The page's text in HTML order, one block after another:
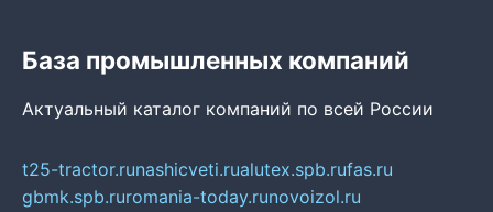
База промышленных компаний
Актуальный каталог компаний по всей России
t25-tractor.runashicveti.rualutex.spb.rufas.ru
gbmk.spb.ruromania-today.runovoizol.ru